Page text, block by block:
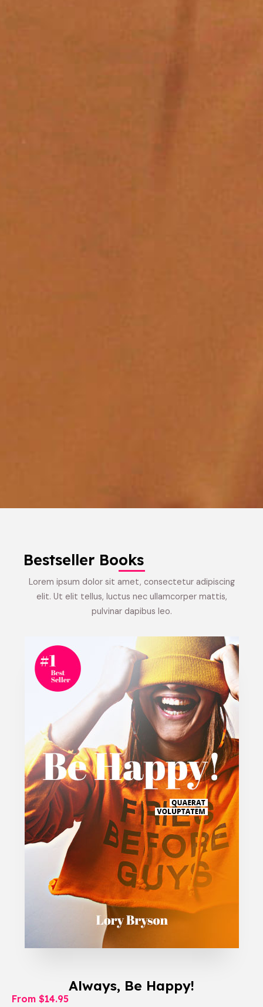
Bestseller Books
Lorem ipsum dolor sit amet, consectetur adipiscing
elit. Ut elit tellus, luctus nec ullamcorper mattis,
pulvinar dapibus leo.
Always, Be Happy!
From $14.95